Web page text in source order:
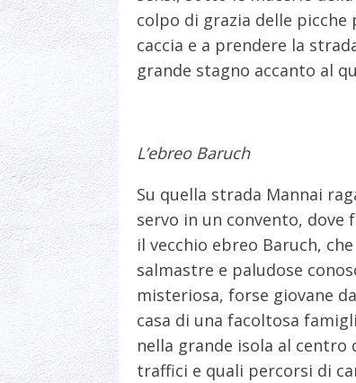
colpo di grazia delle
caccia e a prendere la
grande stagno accanto al
L’ebreo Baruch
Su quella strada Mannai
servo in un convento,
il vecchio ebreo Baruch,
salmastre e paludose
misteriosa, forse giovane
casa di una facoltosa
nella grande isola al
traffici e quali percorsi di